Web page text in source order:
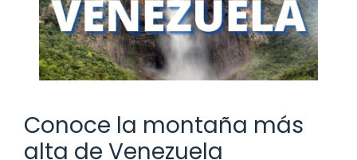
Conoce la montaña más
alta de Venezuela